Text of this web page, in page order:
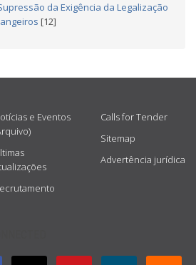
da Exigência da Legalização
[12]
e Eventos
Calls for Tender
Sitemap
Advertência jurídica